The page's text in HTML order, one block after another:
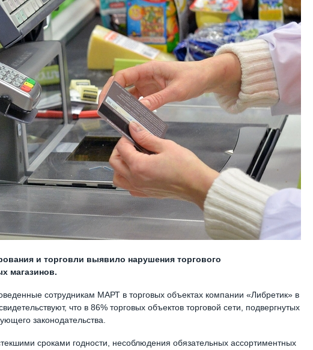
и торговли выявило нарушения торгового
магазинов.
сотрудникам МАРТ в торговых объектах компании «Либретик» в
что в 86% торговых объектов торговой сети, подвергнутых
законодательства.
сроками годности, несоблюдения обязательных ассортиментных